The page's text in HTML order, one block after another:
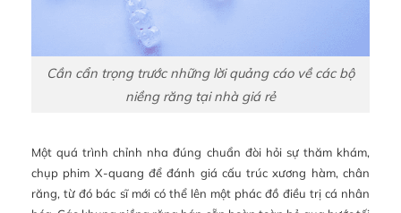
Cần cẩn trọng trước những lời quảng cáo về các bộ
niềng răng tại nhà giá rẻ
Một quá trình chỉnh nha đúng chuẩn đòi hỏi sự thăm khám,
chụp phim X-quang để đánh giá cấu trúc xương hàm, chân
răng, từ đó bác sĩ mới có thể lên một phác đồ điều trị cá nhân